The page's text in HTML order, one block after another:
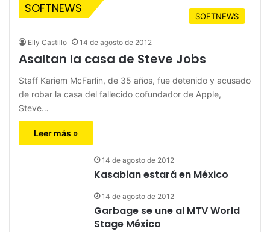
SOFTNEWS
SOFTNEWS
Elly Castillo 14 de agosto de 2012
Asaltan la casa de Steve Jobs
Staff Kariem McFarlin, de 35 años, fue detenido y acusado
de robar la casa del fallecido cofundador de Apple,
Steve…
Leer más »
14 de agosto de 2012
Kasabian estará en México
14 de agosto de 2012
Garbage se une al MTV World
Stage México